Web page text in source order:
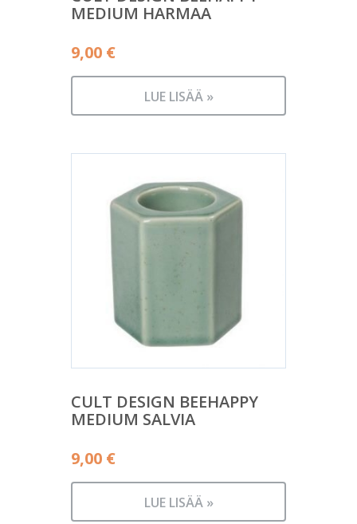
MEDIUM HARMAA
9,00 €
LUE LISÄÄ »
CULT DESIGN BEEHAPPY
MEDIUM SALVIA
9,00 €
LUE LISÄÄ »